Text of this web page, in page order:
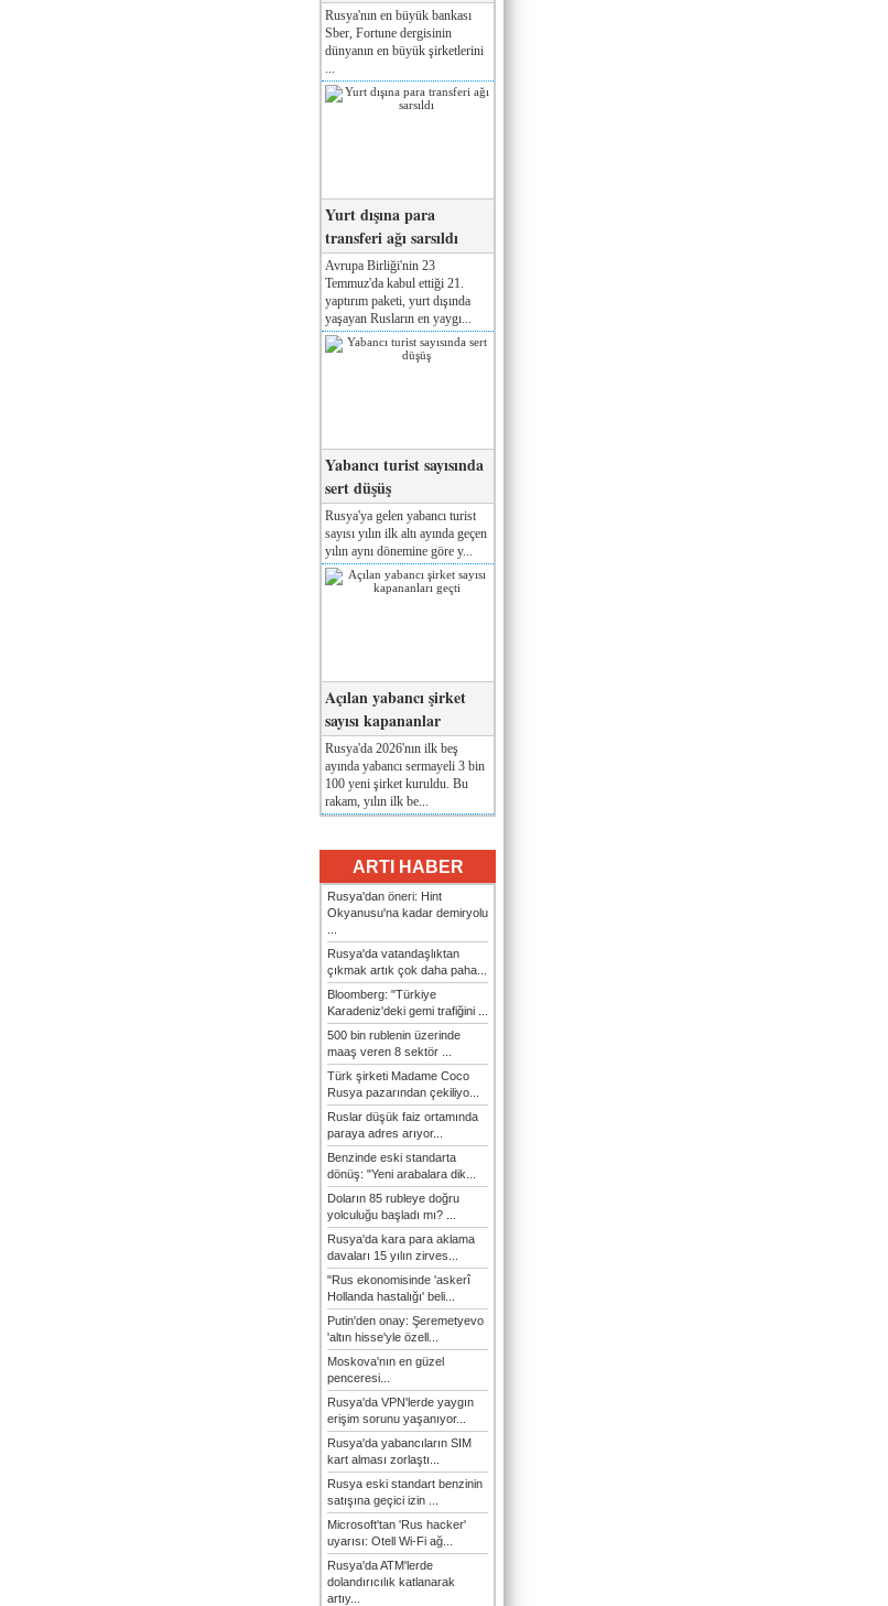
Rusya'nın en büyük bankası
Sber, Fortune dergisinin
dünyanın en büyük şirketlerini
...
Yurt dışına para
transferi ağı sarsıldı
Avrupa Birliği'nin 23
Temmuz'da kabul ettiği 21.
yaptırım paketi, yurt dışında
yaşayan Rusların en yaygı...
Yabancı turist sayısında
sert düşüş
Rusya'ya gelen yabancı turist
sayısı yılın ilk altı ayında geçen
yılın aynı dönemine göre y...
Açılan yabancı şirket
sayısı kapananlar
Rusya'da 2026'nın ilk beş
ayında yabancı sermayeli 3 bin
100 yeni şirket kuruldu. Bu
rakam, yılın ilk be...
ARTI HABER
Rusya'dan öneri: Hint
Okyanusu'na kadar demiryolu
Rusya'da vatandaşlıktan
çıkmak artık çok daha paha...
Bloomberg: "Türkiye
Karadeniz'deki gemi trafiğini ...
500 bin rublenin üzerinde
maaş veren 8 sektör ...
Türk şirketi Madame Coco
Rusya pazarından çekiliyo...
Ruslar düşük faiz ortamında
paraya adres arıyor...
Benzinde eski standarta
dönüş: "Yeni arabalara dik...
Doların 85 rubleye doğru
yolculuğu başladı mı? ...
Rusya'da kara para aklama
davaları 15 yılın zirves...
"Rus ekonomisinde 'askerî
Hollanda hastalığı' beli...
Putin'den onay: Şeremetyevo
'altın hisse'yle özell...
Moskova'nın en güzel
penceresi...
Rusya'da VPN'lerde yaygın
erişim sorunu yaşanıyor...
Rusya'da yabancıların SIM
kart alması zorlaştı...
Rusya eski standart benzinin
satışına geçici izin ...
Microsoft'tan 'Rus hacker'
uyarısı: Otell Wi-Fi ağ...
Rusya'da ATM'lerde
dolandırıcılık katlanarak
artıy...